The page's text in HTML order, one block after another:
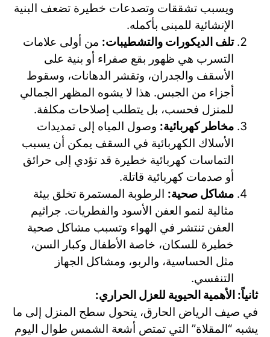
ويسبب تشققات وتصدعات خطيرة تضعف البنية
الإنشائية للمبنى بأكمله.
تلف الديكورات والتشطيبات: من أولى علامات
التسرب هي ظهور بقع صفراء أو بنية على
الأسقف والجدران، وتقشر الدهانات، وسقوط
أجزاء من الجبس. هذا لا يشوه المظهر الجمالي
للمنزل فحسب، بل يتطلب إصلاحات مكلفة.
مخاطر كهربائية: وصول المياه إلى تمديدات
الأسلاك الكهربائية في السقف يمكن أن يسبب
التماسات كهربائية خطيرة قد تؤدي إلى حرائق
أو صدمات كهربائية قاتلة.
مشاكل صحية: الرطوبة المستمرة تخلق بيئة
مثالية لنمو العفن الأسود والفطريات. جراثيم
العفن تنتشر في الهواء وتسبب مشاكل صحية
خطيرة للسكان، خاصة الأطفال وكبار السن،
مثل الحساسية، والربو، ومشاكل الجهاز
التنفسي.
ثانياً: الأهمية الحيوية للعزل الحراري:
في صيف الرياض الحارق، يتحول سطح المنزل إلى ما
يشبه “المقلاة” التي تمتص أشعة الشمس طوال اليوم